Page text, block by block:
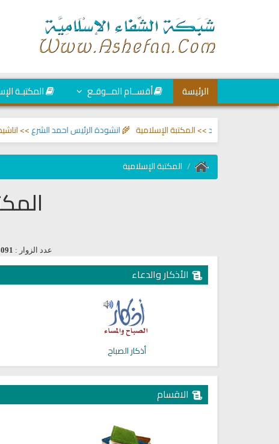
الرئيسة أقســام المــوقـع المكتبـة
انشودة الرئيس احمد الشرع>> اناشيد >> المكتبة الإسلامية 🌾
المكتبة الإسلامية
عدد الزوار :
الأذكار والدعاء
أذكار الصباح
الاقسام